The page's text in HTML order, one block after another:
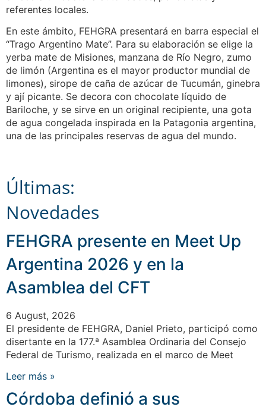
referentes locales.
En este ámbito, FEHGRA presentará en barra especial el
“Trago Argentino Mate”. Para su elaboración se elige la
yerba mate de Misiones, manzana de Río Negro, zumo
de limón (Argentina es el mayor productor mundial de
limones), sirope de caña de azúcar de Tucumán, ginebra
y ají picante. Se decora con chocolate líquido de
Bariloche, y se sirve en un original recipiente, una gota
de agua congelada inspirada en la Patagonia argentina,
una de las principales reservas de agua del mundo.
Últimas:
Novedades
FEHGRA presente en Meet Up
Argentina 2026 y en la
Asamblea del CFT
6 August, 2026
El presidente de FEHGRA, Daniel Prieto, participó como
disertante en la 177.ª Asamblea Ordinaria del Consejo
Federal de Turismo, realizada en el marco de Meet
Leer más »
Córdoba definió a sus